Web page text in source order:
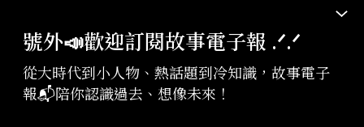
號外📣歡迎訂閱故事電子報 .ᐟ‪‪.ᐟ
從大時代到小人物、熱話題到冷知識，故事電子
報📬陪你認識過去、想像未來！
版權聲明與轉載規範
授權與合作：contact@storystudio.tw